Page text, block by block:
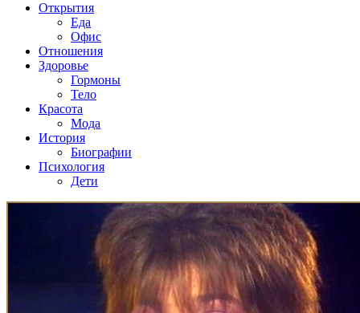
Открытия
Еда
Офис
Отношения
Здоровье
Гормоны
Тело
Красота
Мода
История
Биографии
Психология
Дети